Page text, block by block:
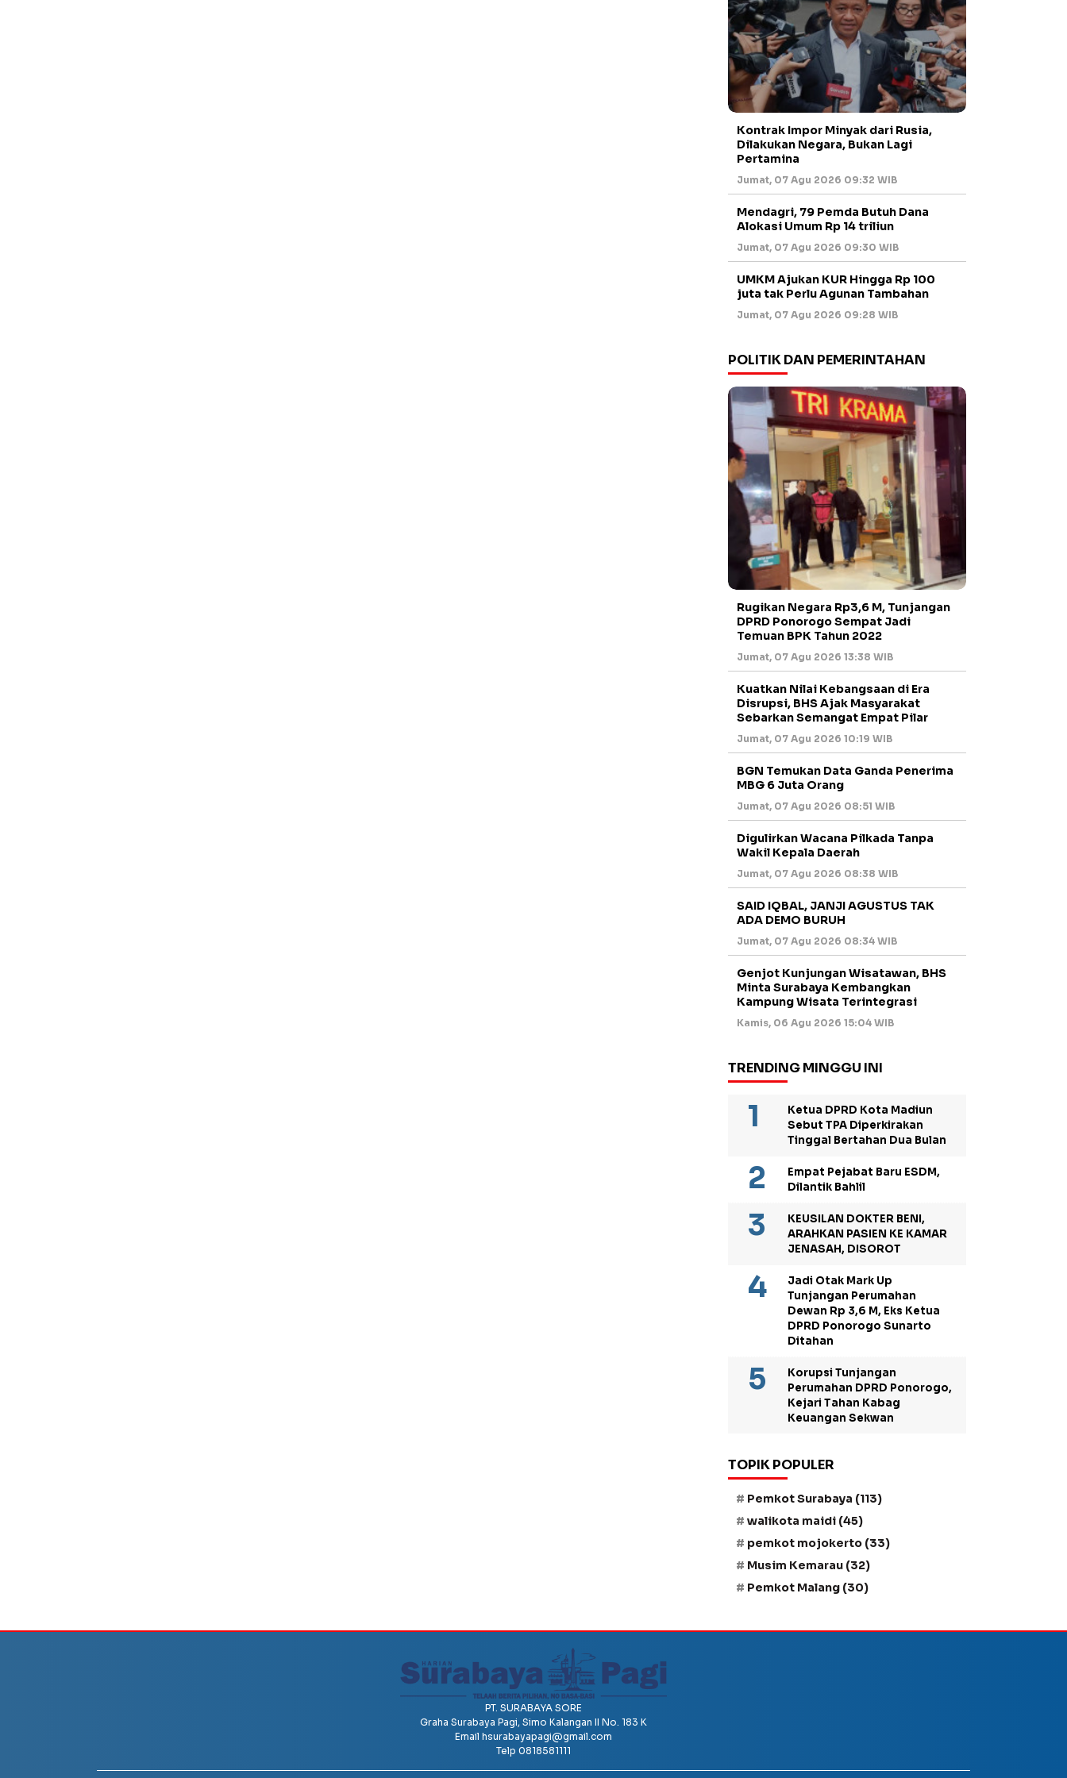
Kontrak Impor Minyak dari Rusia,
Dilakukan Negara, Bukan Lagi
Pertamina
Jumat, 07 Agu 2026 09:32 WIB
Mendagri, 79 Pemda Butuh Dana
Alokasi Umum Rp 14 triliun
Jumat, 07 Agu 2026 09:30 WIB
UMKM Ajukan KUR Hingga Rp 100
juta tak Perlu Agunan Tambahan
Jumat, 07 Agu 2026 09:28 WIB
POLITIK DAN PEMERINTAHAN
Rugikan Negara Rp3,6 M, Tunjangan
DPRD Ponorogo Sempat Jadi
Temuan BPK Tahun 2022
Jumat, 07 Agu 2026 13:38 WIB
Kuatkan Nilai Kebangsaan di Era
Disrupsi, BHS Ajak Masyarakat
Sebarkan Semangat Empat Pilar
Jumat, 07 Agu 2026 10:19 WIB
BGN Temukan Data Ganda Penerima
MBG 6 Juta Orang
Jumat, 07 Agu 2026 08:51 WIB
Digulirkan Wacana Pilkada Tanpa
Wakil Kepala Daerah
Jumat, 07 Agu 2026 08:38 WIB
SAID IQBAL, JANJI AGUSTUS TAK
ADA DEMO BURUH
Jumat, 07 Agu 2026 08:34 WIB
Genjot Kunjungan Wisatawan, BHS
Minta Surabaya Kembangkan
Kampung Wisata Terintegrasi
Kamis, 06 Agu 2026 15:04 WIB
TRENDING MINGGU INI
Ketua DPRD Kota Madiun
Sebut TPA Diperkirakan
Tinggal Bertahan Dua Bulan
Empat Pejabat Baru ESDM,
Dilantik Bahlil
KEUSILAN DOKTER BENI,
ARAHKAN PASIEN KE KAMAR
JENASAH, DISOROT
Jadi Otak Mark Up
Tunjangan Perumahan
Dewan Rp 3,6 M, Eks Ketua
DPRD Ponorogo Sunarto
Ditahan
Korupsi Tunjangan
Perumahan DPRD Ponorogo,
Kejari Tahan Kabag
Keuangan Sekwan
TOPIK POPULER
Pemkot Surabaya (113)
walikota maidi (45)
pemkot mojokerto (33)
Musim Kemarau (32)
Pemkot Malang (30)
PT. SURABAYA SORE
Graha Surabaya Pagi, Simo Kalangan II No. 183 K
Email hsurabayapagi@gmail.com
Telp 0818581111